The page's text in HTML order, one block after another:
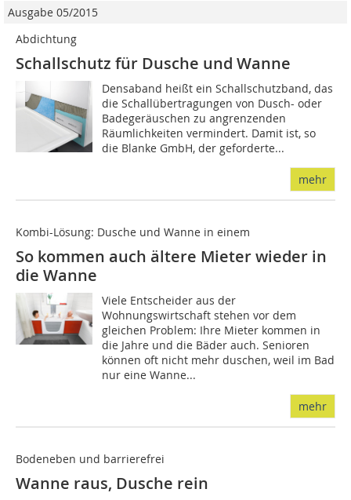
Ausgabe 05/2015
Abdichtung
Schallschutz für Dusche und Wanne
Densaband heißt ein Schallschutzband, das
die Schallübertragungen von Dusch- oder
Badegeräuschen zu angrenzenden
Räumlichkeiten vermindert. Damit ist, so
die Blanke GmbH, der geforderte...
mehr
Kombi-Lösung: Dusche und Wanne in einem
So kommen auch ältere Mieter wieder in
die Wanne
Viele Entscheider aus der
Wohnungswirtschaft stehen vor dem
gleichen Problem: Ihre Mieter kommen in
die Jahre und die Bäder auch. Senioren
können oft nicht mehr duschen, weil im Bad
nur eine Wanne...
mehr
Bodeneben und barrierefrei
Wanne raus, Dusche rein